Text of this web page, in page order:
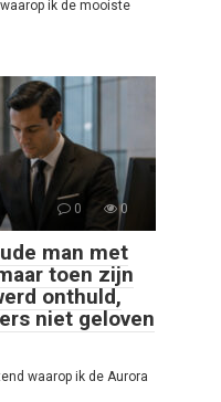
ik de mooiste
0 0
man met
toen zijn
onthuld,
niet geloven
waarop ik de Aurora